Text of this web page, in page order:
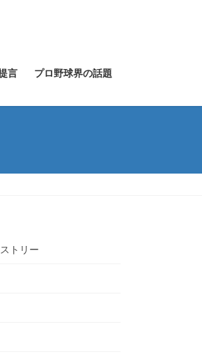
言 プロ野球界の話題
トリー